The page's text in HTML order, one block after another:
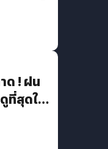
ด ! ฝน
ที่สุดใน